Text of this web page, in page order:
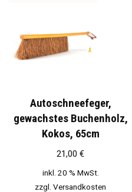
Autoschneefeger,
gewachstes Buchenholz,
Kokos, 65cm
21,00 €
inkl. 20 % MwSt.
zzgl. Versandkosten